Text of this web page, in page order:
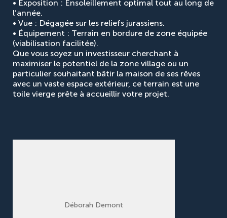
• Exposition : Ensoleillement optimal tout au long de
l’année.
• Vue : Dégagée sur les reliefs jurassiens.
• Équipement : Terrain en bordure de zone équipée
(viabilisation facilitée).
Que vous soyez un investisseur cherchant à
maximiser le potentiel de la zone village ou un
particulier souhaitant bâtir la maison de ses rêves
avec un vaste espace extérieur, ce terrain est une
toile vierge prête à accueillir votre projet.
Déborah Demont